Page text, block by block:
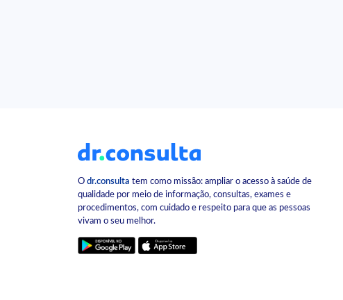
O dr.consulta tem como missão: ampliar o acesso à saúde de
qualidade por meio de informação, consultas, exames e
procedimentos, com cuidado e respeito para que as pessoas
vivam o seu melhor.